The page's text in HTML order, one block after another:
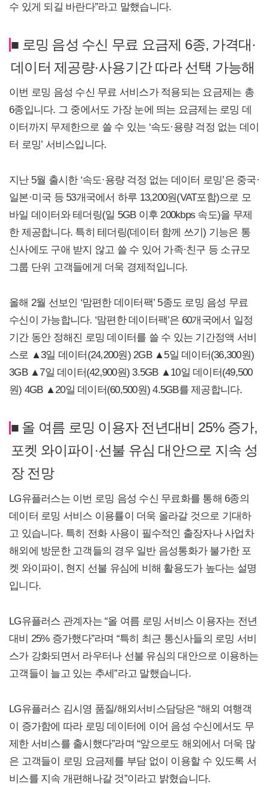
수 있게 되길 바란다”라고 말했습니다.
■ 로밍 음성 수신 무료 요금제 6종, 가격대·
데이터 제공량·사용기간 따라 선택 가능해
이번 로밍 음성 수신 무료 서비스가 적용되는 요금제는 총
6종입니다. 그 중에서도 가장 눈에 띄는 요금제는 로밍 데
이터까지 무제한으로 쓸 수 있는 ‘속도·용량 걱정 없는 데이
터 로밍’ 서비스입니다.
지난 5월 출시한 ‘속도·용량 걱정 없는 데이터 로밍’은 중국·
일본·미국 등 53개국에서 하루 13,200원(VAT포함)으로 모
바일 데이터와 테더링(일 5GB 이후 200kbps 속도)을 무제
한 제공합니다. 특히 테더링(데이터 함께 쓰기) 기능은 통
신사에도 구애 받지 않고 쓸 수 있어 가족·친구 등 소규모
그룹 단위 고객들에게 더욱 경제적입니다.
올해 2월 선보인 ‘맘편한 데이터팩’ 5종도 로밍 음성 무료
수신이 가능합니다. ‘맘편한 데이터팩’은 60개국에서 일정
기간 동안 정해진 로밍 데이터를 쓸 수 있는 기간정액 서비
스로 ▲3일 데이터(24,200원) 2GB ▲5일 데이터(36,300원)
3GB ▲7일 데이터(42,900원) 3.5GB ▲10일 데이터(49,500
원) 4GB ▲20일 데이터(60,500원) 4.5GB를 제공합니다.
■ 올 여름 로밍 이용자 전년대비 25% 증가,
포켓 와이파이·선불 유심 대안으로 지속 성
장 전망
LG유플러스는 이번 로밍 음성 수신 무료화를 통해 6종의
데이터 로밍 서비스 이용률이 더욱 올라갈 것으로 기대하
고 있습니다. 특히 전화 사용이 필수적인 출장자나 사업차
해외에 방문한 고객들의 경우 일반 음성통화가 불가한 포
켓 와이파이, 현지 선불 유심에 비해 활용도가 높다는 설명
입니다.
LG유플러스 관계자는 “올 여름 로밍 서비스 이용자는 전년
대비 25% 증가했다”라며 “특히 최근 통신사들의 로밍 서비
스가 강화되면서 라우터나 선불 유심의 대안으로 이용하는
고객들이 늘고 있는 추세”라고 말했습니다.
LG유플러스 김시영 품질/해외서비스담당은 “해외 여행객
이 증가함에 따라 로밍 데이터에 이어 음성 수신에서도 무
제한 서비스를 출시했다”라며 “앞으로도 해외에서 더욱 많
은 고객들이 로밍 요금제를 부담 없이 이용할 수 있도록 서
비스를 지속 개편해나갈 것”이라고 밝혔습니다.